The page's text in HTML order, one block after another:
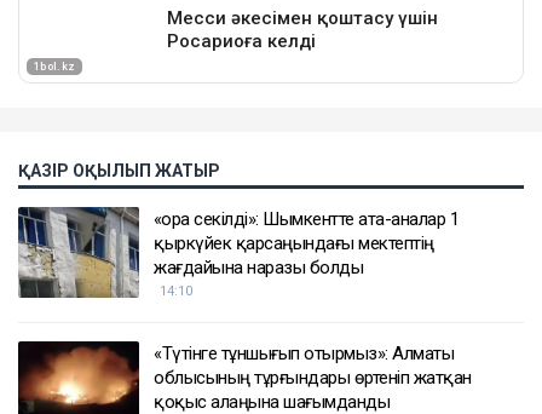
ҚАЗІР ОҚЫЛЫП ЖАТЫР
«Қора секілді»: Шымкентте ата-аналар 1
қыркүйек қарсаңындағы мектептің
жағдайына наразы болды
14:10
«Түтінге тұншығып отырмыз»: Алматы
облысының тұрғындары өртеніп жатқан
қоқыс алаңына шағымданды